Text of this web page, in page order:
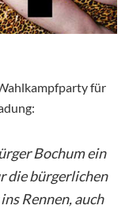
für
Bochum ein
die bürgerlichen
Rennen, auch